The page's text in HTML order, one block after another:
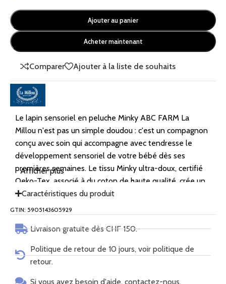
Ajouter au panier
Acheter maintenant
Comparer Ajouter à la liste de souhaits
Le lapin sensoriel en peluche Minky ABC FARM La
Millou n'est pas un simple doudou : c'est un compagnon
conçu avec soin qui accompagne avec tendresse le
développement sensoriel de votre bébé dès ses
premières semaines. Le tissu Minky ultra-doux, certifié
Oeko-Tex, associé à du coton de haute qualité, crée un
jeu de textures stimulant qui invite les petites mains à le
saisir, le toucher et l'explorer.
mousseline tient parfaitement dans la main de bébé et
l'accompagne partout : dans la poussette, le berceau, le
siège auto ou tout simplement pour de doux câlins à la
bébé sécurité et confort.
Afficher plus
Caractéristiques du produit
GTIN: 5905143605929
Livraison gratuite dès CHF 150.-
Politique de retour de 10 jours, voir politique de
retour.
Si vous avez besoin d'aide, contactez-nous.